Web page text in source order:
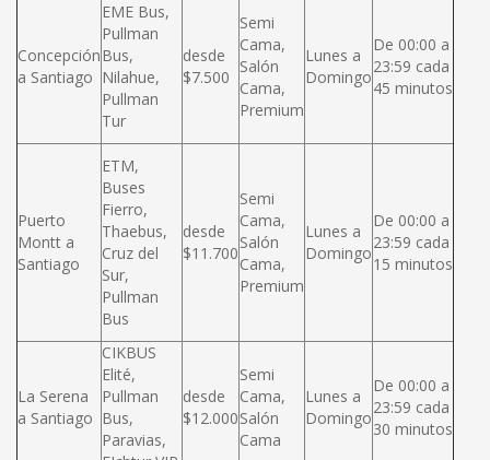
Concepción
a Santiago
EME Bus,
Pullman
Bus,
Nilahue,
Pullman
Tur
desde
$7.500
Semi
Cama,
Salón
Cama,
Premium
Lunes a
Domingo
De 00:00 a
23:59 cada
45 minutos
Puerto
Montt a
Santiago
ETM,
Buses
Fierro,
Thaebus,
Cruz del
Sur,
Pullman
Bus
desde
$11.700
Semi
Cama,
Salón
Cama,
Premium
Lunes a
Domingo
De 00:00 a
23:59 cada
15 minutos
La Serena
a Santiago
CIKBUS
Elité,
Pullman
Bus,
Paravias,
desde
$12.000
Semi
Cama,
Salón
Cama
Lunes a
Domingo
De 00:00 a
23:59 cada
30 minutos